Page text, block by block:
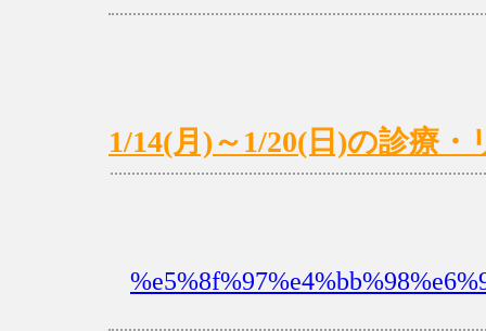
1/14(月)～1/20(日)の診療